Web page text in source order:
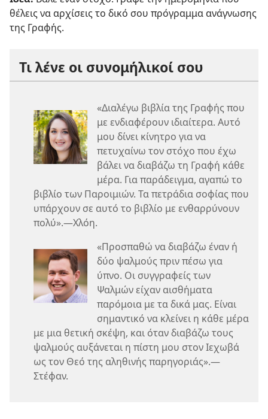
θέλεις να αρχίσεις το δικό σου πρόγραμμα ανάγνωσης
της Γραφής.
Τι λένε οι συνομήλικοί σου
«Διαλέγω βιβλία της Γραφής που
με ενδιαφέρουν ιδιαίτερα. Αυτό
μου δίνει κίνητρο για να
πετυχαίνω τον στόχο που έχω
βάλει να διαβάζω τη Γραφή κάθε
μέρα. Για παράδειγμα, αγαπώ το
βιβλίο των Παροιμιών. Τα πετράδια σοφίας που
υπάρχουν σε αυτό το βιβλίο με ενθαρρύνουν
πολύ».—Χλόη.
«Προσπαθώ να διαβάζω έναν ή
δύο ψαλμούς πριν πέσω για
ύπνο. Οι συγγραφείς των
Ψαλμών είχαν αισθήματα
παρόμοια με τα δικά μας. Είναι
σημαντικό να κλείνει η κάθε μέρα
με μια θετική σκέψη, και όταν διαβάζω τους
ψαλμούς αυξάνεται η πίστη μου στον Ιεχωβά
ως τον Θεό της αληθινής παρηγοριάς».—
Στέφαν.